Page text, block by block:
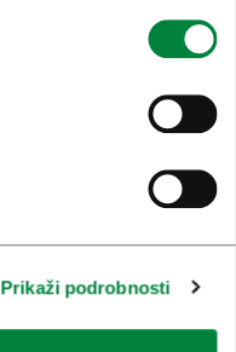
Prikaži podrobnosti